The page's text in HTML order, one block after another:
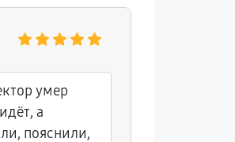
умер
а
пояснили,